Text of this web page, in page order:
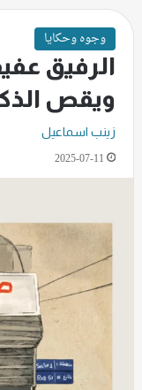
وجوه وحكايا
الرفيق
ويقص
زينب اسماعيل
2025-07-11